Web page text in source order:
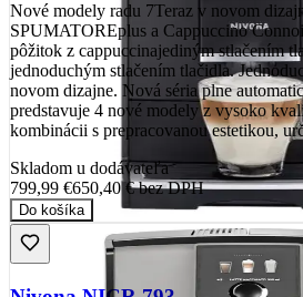
Nové modely radu 7Teraz v novom
SPUMATOREplus a Cappuccino
pôžitok z cappuccinajediným stlačením
jednoduchým stlačením tlačidla.
novom dizajne. Nová séria plne
predstavuje 4 nové modely z vysoko
kombinácii s prepracovanou estetikou,
Skladom u dodávateľa
799,99 €650,40 €bez DPH
Do košíka